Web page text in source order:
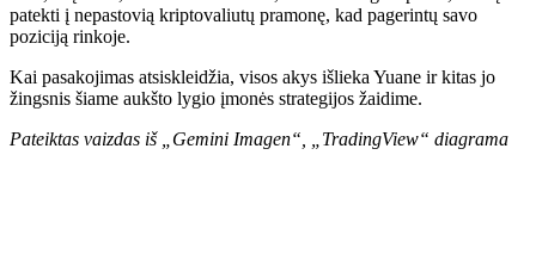
patekti į nepastovią kriptovaliutų pramonę, kad pagerintų savo
poziciją rinkoje.
Kai pasakojimas atsiskleidžia, visos akys išlieka Yuane ir kitas jo
žingsnis šiame aukšto lygio įmonės strategijos žaidime.
Pateiktas vaizdas iš „Gemini Imagen“, „TradingView“ diagrama